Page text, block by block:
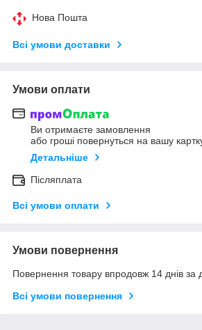
Нова Пошта
Всі умови доставки
Умови оплати
Ви отримаєте замовлення
або гроші повернуться на вашу
Детальніше
Післяплата
Всі умови оплати
Умови повернення
Повернення товару впродовж 14 днів за
Всі умови повернення